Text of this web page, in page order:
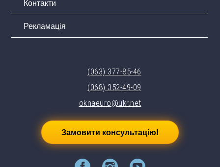
Контакти
Рекламація
Замовити консультацію!
(063) 377-85-46
(068) 352-49-09
oknaeuro@ukr.net